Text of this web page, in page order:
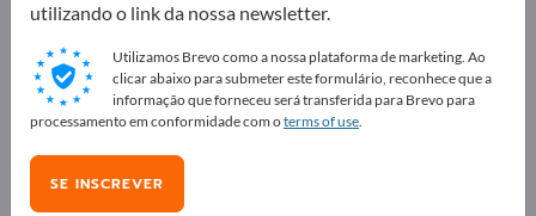
Anuncie gratuitamente na
Exportpages!
Necessidades – Ofertas – Produtos usados – Contactos
comerciais >> comece aqui
Publique a sua empresa e os seus
utilizando o link da nossa newsletter.
Utilizamos Brevo como a nossa plataforma de marketing. Ao
clicar abaixo para submeter este formulário, reconhece que a
informação que forneceu será transferida para Brevo para
processamento em conformidade com oterms of use.
SE INSCREVER